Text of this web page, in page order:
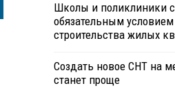
Школы и поликлиники
обязательным
строительства жилых
Создать новое СНТ на
станет проще